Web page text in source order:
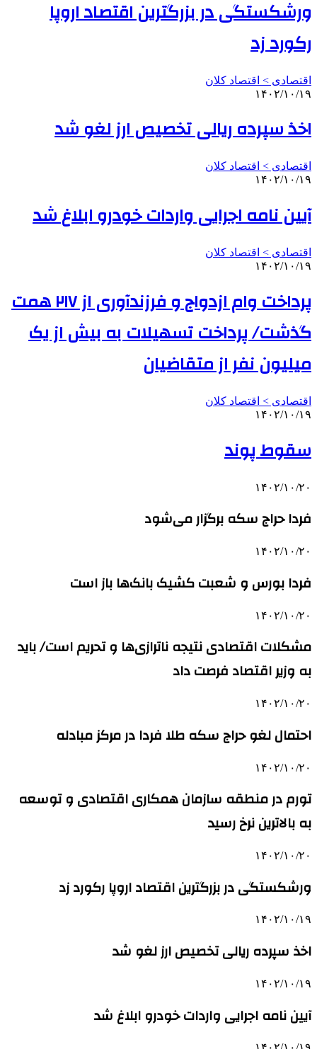
ورشکستگی در بزرگترین اقتصاد اروپا
رکورد زد
اقتصادی > اقتصاد کلان
۱۴۰۲/۱۰/۱۹
اخذ سپرده ریالی تخصیص ارز لغو شد
اقتصادی > اقتصاد کلان
۱۴۰۲/۱۰/۱۹
آیین نامه اجرایی واردات خودرو ابلاغ شد
اقتصادی > اقتصاد کلان
۱۴۰۲/۱۰/۱۹
پرداخت وام ازدواج و فرزندآوری از ۲۱۷ همت
گذشت/ پرداخت تسهیلات به بیش از یک
میلیون نفر از متقاضیان
اقتصادی > اقتصاد کلان
۱۴۰۲/۱۰/۱۹
سقوط پوند
۱۴۰۲/۱۰/۲۰
فردا حراج سکه برگزار می‌شود
۱۴۰۲/۱۰/۲۰
فردا بورس و شعبت کشیک بانک‌ها باز است
۱۴۰۲/۱۰/۲۰
مشکلات اقتصادی نتیجه ناترازی‌ها و تحریم است/ باید
به وزیر اقتصاد فرصت داد
۱۴۰۲/۱۰/۲۰
احتمال لغو حراج سکه طلا فردا در مرکز مبادله
۱۴۰۲/۱۰/۲۰
تورم در منطقه سازمان همکاری اقتصادی و توسعه
به بالاترین نرخ رسید
۱۴۰۲/۱۰/۲۰
ورشکستگی در بزرگترین اقتصاد اروپا رکورد زد
۱۴۰۲/۱۰/۱۹
اخذ سپرده ریالی تخصیص ارز لغو شد
۱۴۰۲/۱۰/۱۹
آیین نامه اجرایی واردات خودرو ابلاغ شد